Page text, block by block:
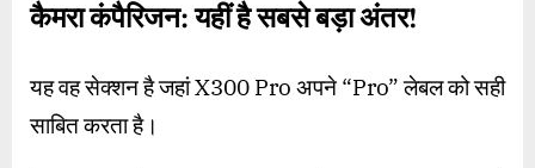
कैमरा कंपैरिजन: यहीं है सबसे बड़ा अंतर!
यह वह सेक्शन है जहां X300 Pro अपने “Pro” लेबल को सही
साबित करता है।